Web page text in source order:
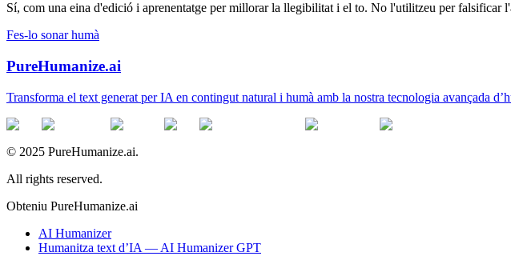
Sí, com una eina d'edició i aprenentatge per millorar la llegibilitat i el to. No l'utilitzeu per falsificar
Fes-lo sonar humà
PureHumanize.ai
Transforma el text generat per IA en contingut natural i humà amb la nostra tecnologia avançada
© 2025 PureHumanize.ai.
All rights reserved.
Obteniu PureHumanize.ai
AI Humanizer
Humanitza text d’IA — AI Humanizer GPT